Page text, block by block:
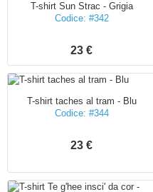
T-shirt Sun Strac - Grigia
Codice: #342
23 €
T-shirt taches al tram - Blu
Codice: #344
23 €